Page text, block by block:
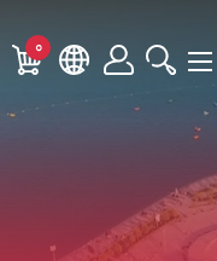
0